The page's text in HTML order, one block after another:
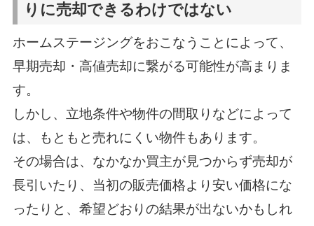
りに売却できるわけではない
ホームステージングをおこなうことによって、
早期売却・高値売却に繋がる可能性が高まりま
す。
しかし、立地条件や物件の間取りなどによって
は、もともと売れにくい物件もあります。
その場合は、なかなか買主が見つからず売却が
長引いたり、当初の販売価格より安い価格にな
ったりと、希望どおりの結果が出ないかもしれ